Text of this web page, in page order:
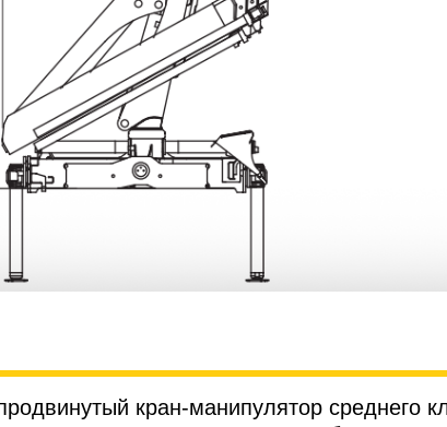
кран-манипулятор среднего